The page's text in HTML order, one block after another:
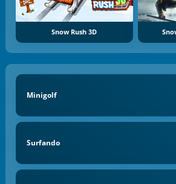
Snow Rush 3D
Minigolf
Surfando